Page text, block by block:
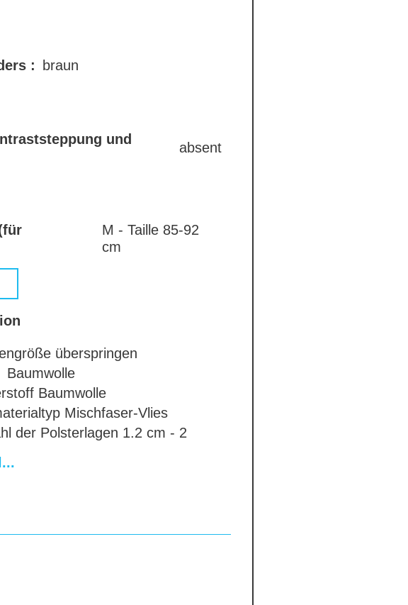
: braun
und
absent
M - Taille 85-92
cm
überspringen
Baumwolle
Baumwolle
Mischfaser-Vlies
der Polsterlagen 1.2 cm - 2
der Ärmel
absent